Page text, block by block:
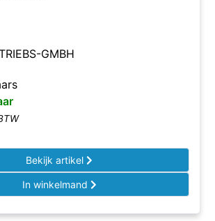
GMBH
Bekijk artikel
In winkelmand